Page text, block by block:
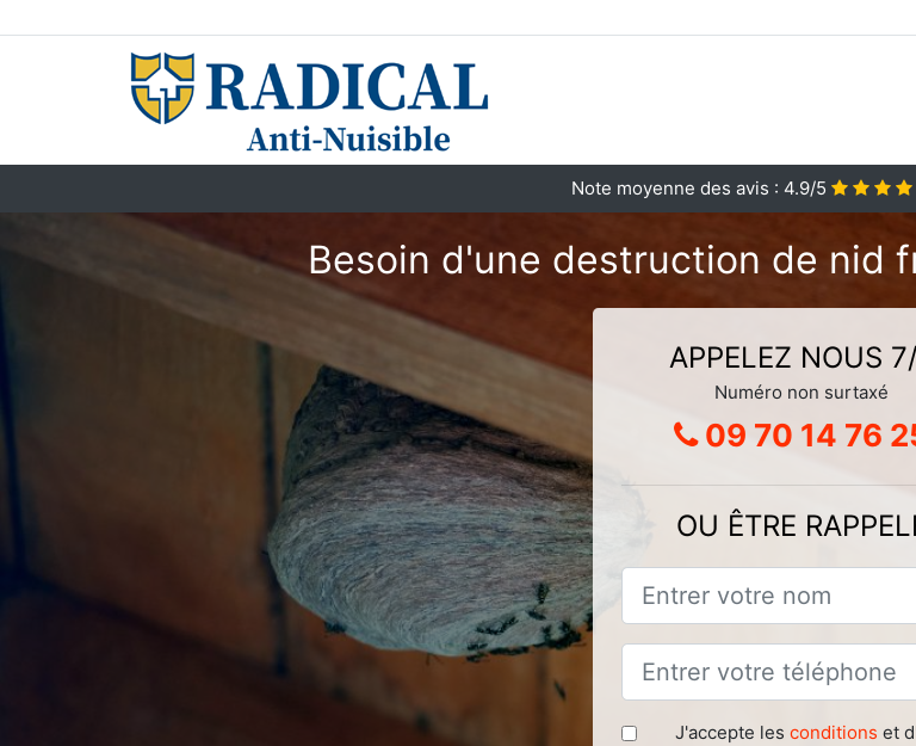
Note moyenne des avis : 4.9/5
Besoin d'une destruction de nid
APPELEZ NOUS
Numéro non surtaxé
09 70 14 76
OU ÊTRE
J'accepte les conditions et